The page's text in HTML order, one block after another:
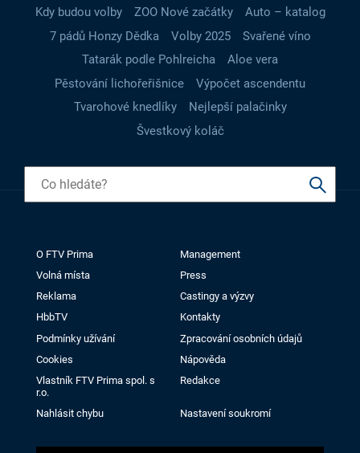
Kdy budou volby
ZOO Nové začátky
Auto – katalog
7 pádů Honzy Dědka
Volby 2025
Svařené víno
Tatarák podle Pohlreicha
Aloe vera
Pěstování lichořeřišnice
Výpočet ascendentu
Tvarohové knedlíky
Nejlepší palačinky
Švestkový koláč
O FTV Prima
Management
Volná místa
Press
Reklama
Castingy a výzvy
HbbTV
Kontakty
Podmínky užívání
Zpracování osobních údajů
Cookies
Nápověda
Vlastník FTV Prima spol. s
r.o.
Redakce
Nahlásit chybu Nastavení soukromí